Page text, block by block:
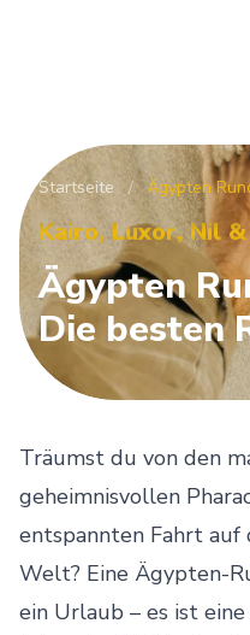
Startseite / Ägypten
Kairo, Luxor, Nil
Ägypten
Die besten
Träumst du von den
geheimnisvollen
entspannten Fahrt
Welt? Eine Ägypten-
ein Urlaub – es ist